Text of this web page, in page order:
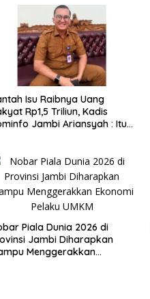
Isu Raibnya Uang
Rp1,5 Triliun, Kadis
Jambi Ariansyah : Itu
Piala Dunia 2026 di
Jambi Diharapkan
Menggerakkan